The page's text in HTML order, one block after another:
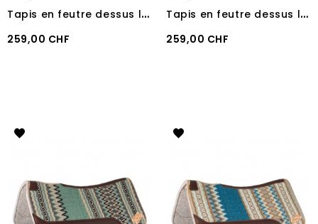
T
apis en feutre dessus laine Pool's BLACK/WHITE/GREEN
259,00 CHF
T
apis en feutre dessus laine Pool's GREY/PINK
259,00 CHF